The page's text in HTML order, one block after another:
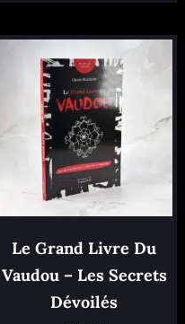
Le Grand Livre Du
Vaudou – Les Secrets
Dévoilés